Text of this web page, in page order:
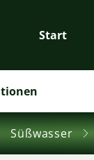
Start
Süßwasser